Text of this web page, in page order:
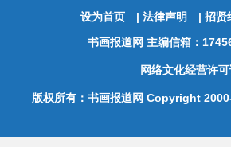
设为首页 | 法律声明 | 招贤
书画报道网 主编信箱：
网络文化经营许
版权所有：书画报道网 Copyright